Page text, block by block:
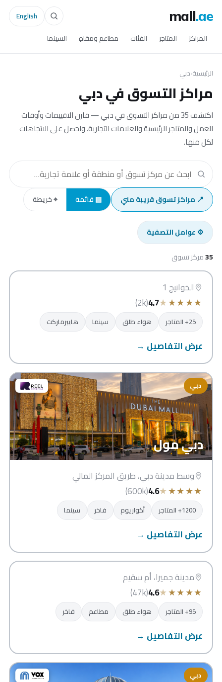
mall.ae
المراكز المتاجر الفئات مطاعم ومقاهٍ السينما
English
الرئيسية›دبي
مراكز التسوق في دبي
اكتشف 35 من مراكز التسوق في دبي — قارن التقييمات وأوقات
العمل والمتاجر الرئيسية والعلامات التجارية، واحصل على الاتجاهات
لكل منها.
📍 مراكز تسوق قريبة مني ▤ قائمة ⌖ خريطة
⚙ عوامل التصفية
35مركز تسوق
دبي
الخوانيج ووك
الخوانيج 1
★
★
★
★
★
4.7
(2k)
25+ المتاجر هواء طلق سينما هايبرماركت
عرض التفاصيل →
دبي
دبي مول
وسط مدينة دبي، طريق المركز المالي
★
★
★
★
★
4.6
(600k)
1200+ المتاجر أكواريوم فاخر سينما
عرض التفاصيل →
دبي
سوق مدينة جميرا
مدينة جميرا، أم سقيم
★
★
★
★
★
4.6
(47k)
95+ المتاجر هواء طلق مطاعم فاخر
عرض التفاصيل →
دبي